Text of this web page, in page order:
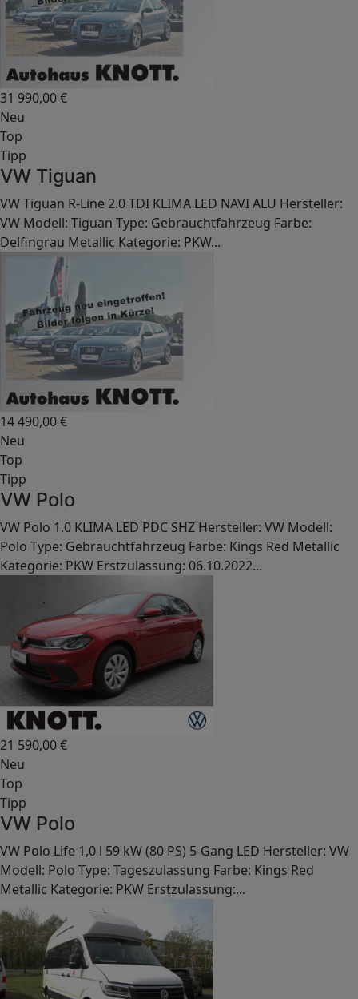
31 990,00€
Neu
Top
Tipp
VW Tiguan
VW Tiguan R-Line 2.0 TDI KLIMA LED NAVI ALU Hersteller:
VW Modell: Tiguan Type: Gebrauchtfahrzeug Farbe:
Delfingrau Metallic Kategorie: PKW...
14 490,00€
Neu
Top
Tipp
VW Polo
VW Polo 1.0 KLIMA LED PDC SHZ Hersteller: VW Modell:
Polo Type: Gebrauchtfahrzeug Farbe: Kings Red Metallic
Kategorie: PKW Erstzulassung: 06.10.2022...
21 590,00€
Neu
Top
Tipp
VW Polo
VW Polo Life 1,0 l 59 kW (80 PS) 5-Gang LED Hersteller: VW
Modell: Polo Type: Tageszulassung Farbe: Kings Red
Metallic Kategorie: PKW Erstzulassung:...